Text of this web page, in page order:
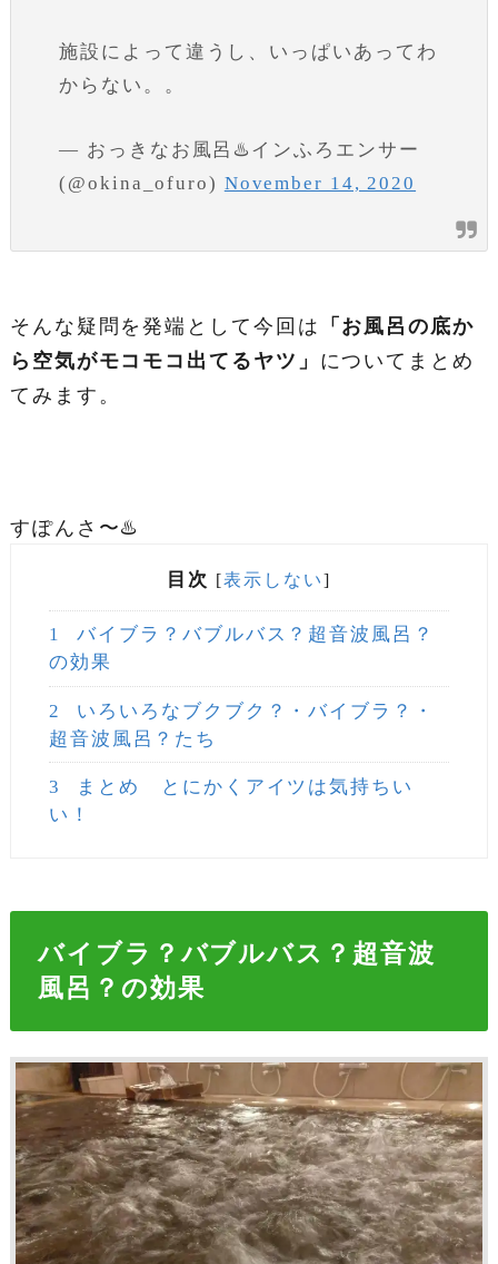
施設によって違うし、いっぱいあってわ
からない。。
— おっきなお風呂♨️インふろエンサー
(@okina_ofuro) November 14, 2020
そんな疑問を発端として今回は
「お風呂の底か
ら空気がモコモコ出てるヤツ」 についてまとめ
てみます。
すぽんさ〜♨️
目次 [表示しない]
1
バイブラ？バブルバス？超音波風呂？
の効果
2
いろいろなブクブク？・バイブラ？・
超音波風呂？たち
3
まとめ とにかくアイツは気持ちい
い！
バイブラ？バブルバス？超音波
風呂？の効果